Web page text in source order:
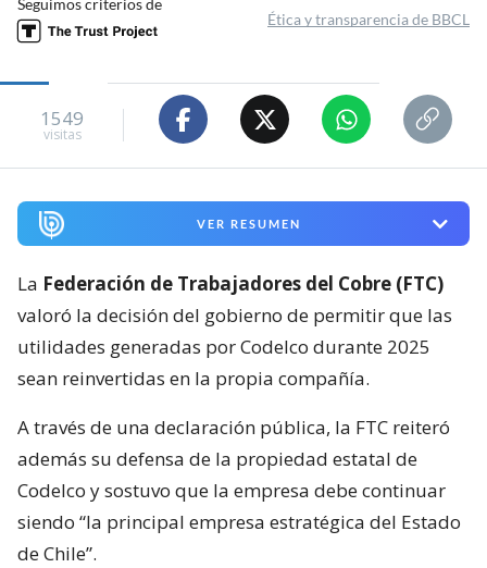
Seguimos criterios de
Ética y transparencia de BBCL
1549
visitas
VER RESUMEN
La Federación de Trabajadores del Cobre (FTC)
valoró la decisión del gobierno de permitir que las
utilidades generadas por Codelco durante 2025
sean reinvertidas en la propia compañía.
A través de una declaración pública, la FTC reiteró
además su defensa de la propiedad estatal de
Codelco y sostuvo que la empresa debe continuar
siendo “la principal empresa estratégica del Estado
de Chile”.